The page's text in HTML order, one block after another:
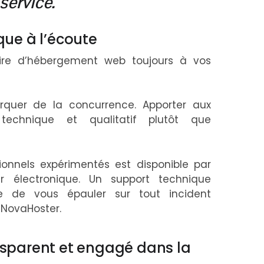
à l’écoute
d’hébergement web toujours à vos
de la concurrence. Apporter aux
et qualitatif plutôt que
expérimentés est disponible par
électronique. Un support technique
de vous épauler sur tout incident
et engagé dans la